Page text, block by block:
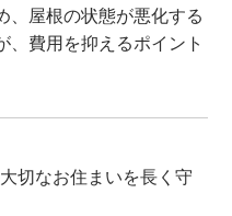
、屋根の状態が悪化する
、費用を抑えるポイント
切なお住まいを長く守